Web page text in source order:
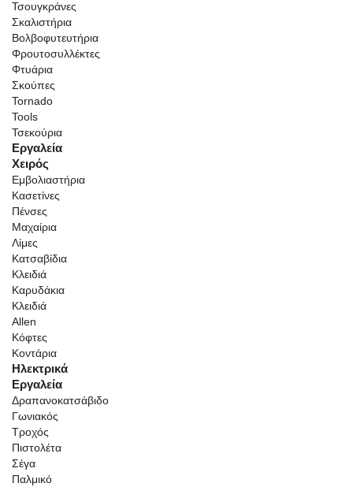
Τσουγκράνες
Σκαλιστήρια
Βολβοφυτευτήρια
Φρουτοσυλλέκτες
Φτυάρια
Σκούπες
Tornado
Tools
Τσεκούρια
Εργαλεία
Χειρός
Εμβολιαστήρια
Κασετίνες
Πένσες
Μαχαίρια
Λίμες
Κατσαβίδια
Κλειδιά
Καρυδάκια
Κλειδιά
Allen
Κόφτες
Κοντάρια
Ηλεκτρικά
Εργαλεία
Δραπανοκατσάβιδο
Γωνιακός
Τροχός
Πιστολέτα
Σέγα
Παλμικό